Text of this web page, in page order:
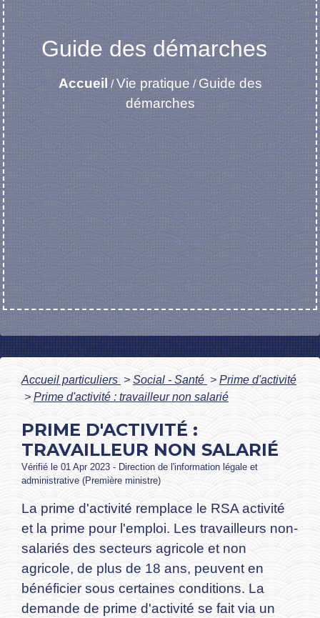
Guide des démarches
Accueil /Vie pratique / Guide des
démarches
Accueil particuliers > Social - Santé > Prime d'activité
> Prime d'activité : travailleur non salarié
PRIME D'ACTIVITÉ :
TRAVAILLEUR NON SALARIÉ
Vérifié le 01 Apr 2023 - Direction de l'information légale et
administrative (Première ministre)
La prime d'activité remplace le RSA activité
et la prime pour l'emploi. Les travailleurs non-
salariés des secteurs agricole et non
agricole, de plus de 18 ans, peuvent en
bénéficier sous certaines conditions. La
demande de prime d'activité se fait via un